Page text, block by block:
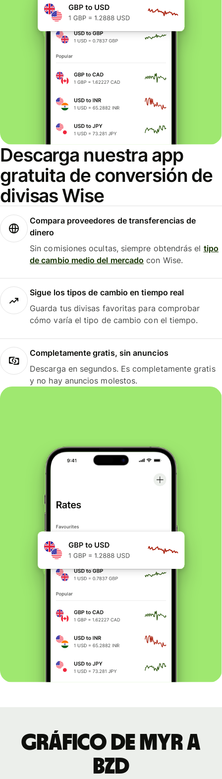
Descarga nuestra app
gratuita de conversión de
divisas Wise
Compara proveedores de transferencias de
dinero
Sin comisiones ocultas, siempre obtendrás el tipo
de cambio medio del mercado con Wise.
Sigue los tipos de cambio en tiempo real
Guarda tus divisas favoritas para comprobar
cómo varía el tipo de cambio con el tiempo.
Completamente gratis, sin anuncios
Descarga en segundos. Es completamente gratis
y no hay anuncios molestos.
Gráfico de MYR a
BZD